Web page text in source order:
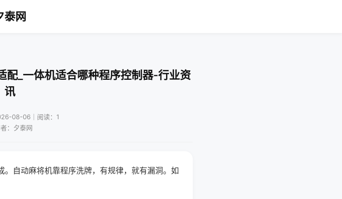
泰网
配_一体机适合哪种程序控制器-行业资
讯
08-06｜阅读：1
：夕泰网
自动麻将机靠程序洗牌，有规律，就有漏洞。如